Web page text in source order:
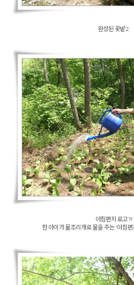
완성된 꽃밭2.
아침편지 로고?!
한 아이가 물조리개로 물을 주는 '아침